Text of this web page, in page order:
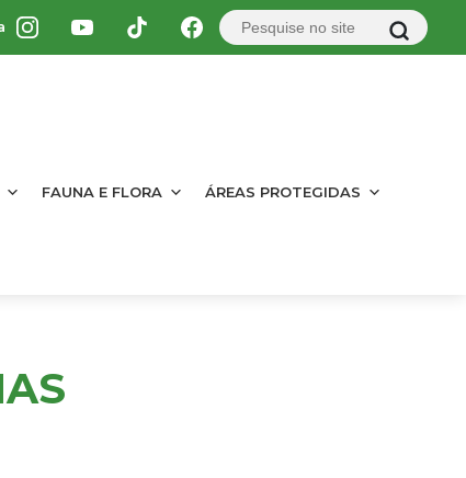
FAUNA E FLORA ÁREAS PROTEGIDAS